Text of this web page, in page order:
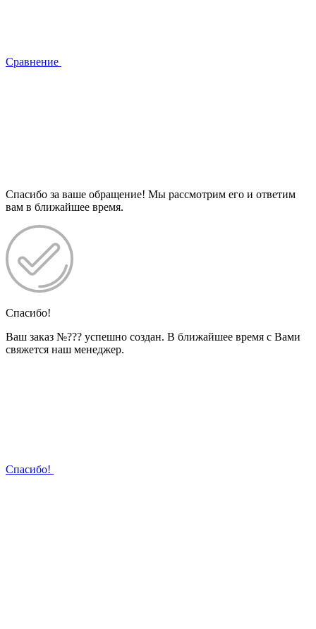
Сравнение
Спасибо за ваше обращение! Мы рассмотрим его и ответим
вам в ближайшее время.
Спасибо!
Ваш заказ №??? успешно создан. В ближайшее время с Вами
свяжется наш менеджер.
Спасибо!